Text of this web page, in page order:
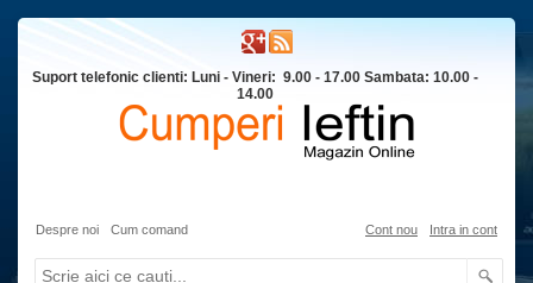
Suport telefonic clienti: Luni - Vineri: 9.00 - 17.00 Sambata: 10.00 -
14.00
Despre noi Cum comand Cont nou Intra in cont